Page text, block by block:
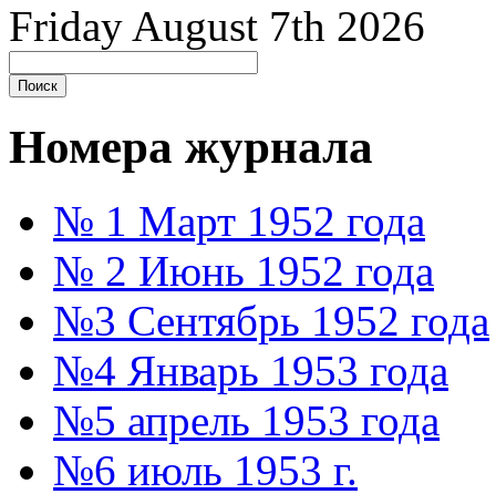
Friday August 7th 2026
Номера журнала
№ 1 Март 1952 года
№ 2 Июнь 1952 года
№3 Сентябрь 1952 года
№4 Январь 1953 года
№5 апрель 1953 года
№6 июль 1953 г.